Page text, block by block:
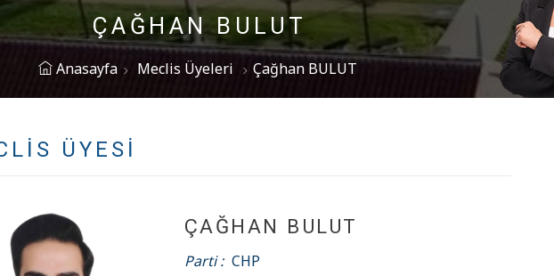
ÇAĞHAN BULUT
Anasayfa Meclis Üyeleri Çağhan BULUT
ÜYESI
ÇAĞHAN BULUT
Parti : CHP